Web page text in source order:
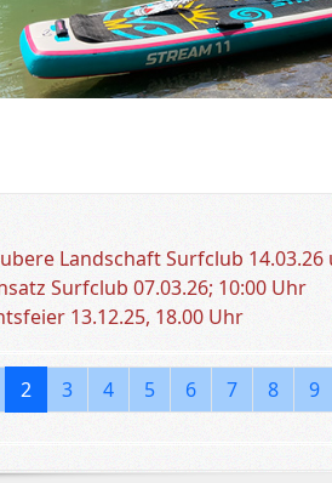
Landschaft Surfclub 14.03.26
Surfclub 07.03.26; 10:00 Uhr
13.12.25, 18.00 Uhr
2 3 4 5 6 7 8 9